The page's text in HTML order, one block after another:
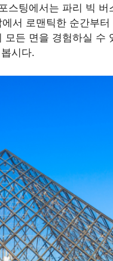
스팅에서는 파리 빅
서 로맨틱한 순간부
든 면을 경험하실 수
시다.